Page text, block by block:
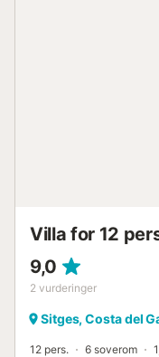
Villa for 12
9,0
2 vurderinger
Sitges, Costa del
12 pers. 6 soverom